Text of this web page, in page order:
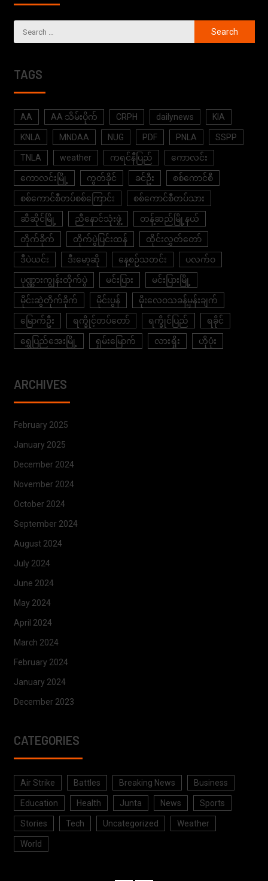
TAGS
AA AA သိမ်းပိုက် CRPH dailynews KIA
KNLA MNDAA NUG PDF PNLA SSPP
TNLA weather ကရင်နီပြည် ကောလင်း
ကောလင်းမြို့ ကွတ်ခိုင် ခင်ဦး စစ်ကောင်စီ
စစ်ကောင်စီတပ်စစ်ကြောင်း စစ်ကောင်စီတပ်သား
ဆီဆိုင်မြို့ ညီနောင်သုံးဖွဲ့ တန့်ဆည်မြို့နယ်
တိုက်ခိုက် တိုက်ပွဲပြင်းထန် ထိုင်းလွှတ်တော်
ဒီပဲယင်း ဒီးမော့ဆို နေ့စဉ်သတင်း ပလက်ဝ
ပုဏ္ဏားကျွန်းတိုက်ပွဲ မင်းပြား မင်းပြားမြို့
မိုင်းဆွဲတိုက်ခိုက် မိုင်းပွန် မိုးလေဝသခန့်မှန်းချက်
မြောက်ဦး ရက္ခိုင့်တပ်တော် ရက္ခိုင်ပြည် ရခိုင်
ရွှေပြည်အေးမြို့ ရှမ်းမြောက် လားရှိုး ဟိုပုံး
ARCHIVES
February 2025
January 2025
December 2024
November 2024
October 2024
September 2024
August 2024
July 2024
June 2024
May 2024
April 2024
March 2024
February 2024
January 2024
December 2023
CATEGORIES
Air Strike Battles Breaking News Business
Education Health Junta News Sports
Stories Tech Uncategorized Weather
World